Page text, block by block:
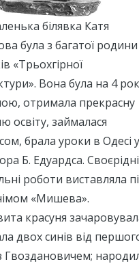
білявка Катя
була з багатої родини
«Трьохгірної
Вона була на 4
отримала прекрасну
освіту, займалася
брала уроки в Одесі у
Б. Едуардса. Своєрідні
роботи виставляла
«Мишева».
красуня
двох синів від
Гвоздановичем;